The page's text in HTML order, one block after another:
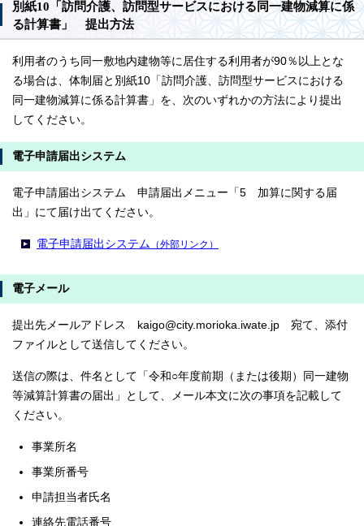
別紙10「訪問介護、訪問型サービスにおける同一建物減算に係
る計算書」 提出方法
利用者のうち同一敷地内建物等に居住する利用者が90％以上とな
る場合は、体制届と別紙10「訪問介護、訪問型サービスにおける
同一建物減算に係る計算書」を、次のいずれかの方法により提出
してください。
電子申請届出システム
電子申請届出システム 申請届出メニュー「5 加算に関する届
出」にて届け出てください。
電子申請届出システム （外部リンク）
電子メール
提出先メールアドレス kaigo@city.morioka.iwate.jp 宛て、添付
ファイルとして送信してください。
送信の際は、件名として「令和○年度前期（または後期）同一建物
等減算計算書の届出」として、メール本文に次の事項を記載して
ください。
事業所名
事業所番号
申請担当者氏名
連絡先電話番号